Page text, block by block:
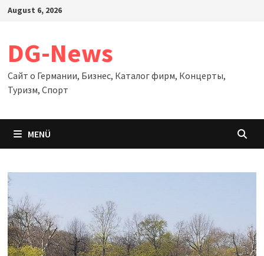
Zum
August 6, 2026
DG-News
Сайт о Германии, Бизнес, Каталог фирм, Концерты,
Туризм, Спорт
MENÜ